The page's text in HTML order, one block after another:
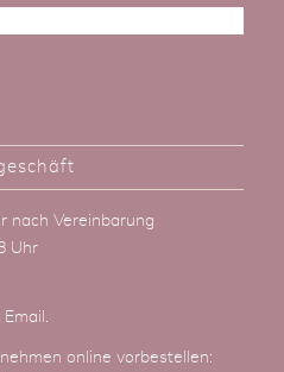
nach Vereinbarung
Uhr
online vorbestellen: